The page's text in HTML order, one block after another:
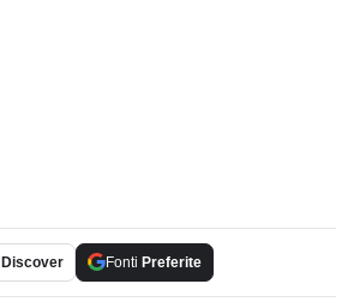
Discover Fonti Preferite